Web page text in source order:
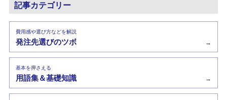
記事カテゴリー
費用感や選び方などを解説
発注先選びのツボ →
基本を押さえる
用語集＆基礎知識 →